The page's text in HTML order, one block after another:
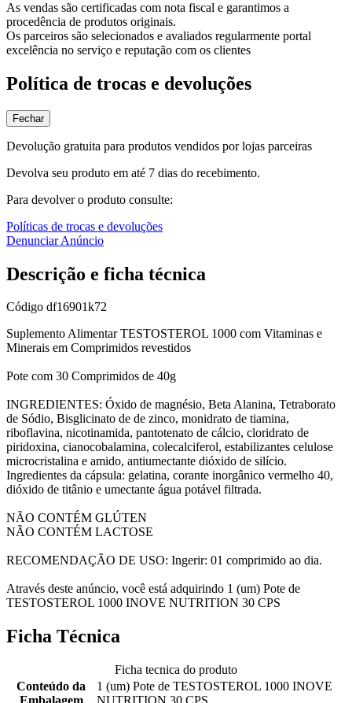
As vendas são certificadas com nota fiscal e garantimos a
procedência de produtos originais.
Os parceiros são selecionados e avaliados regularmente portal
excelência no serviço e reputação com os clientes
Política de trocas e devoluções
Fechar
Devolução gratuita para produtos vendidos por lojas parceiras
Devolva seu produto em até 7 dias do recebimento.
Para devolver o produto consulte:
Políticas de trocas e devoluções
Denunciar Anúncio
Descrição e ficha técnica
Código df16901k72
Suplemento Alimentar TESTOSTEROL 1000 com Vitaminas e
Minerais em Comprimidos revestidos
Pote com 30 Comprimidos de 40g
INGREDIENTES: Óxido de magnésio, Beta Alanina, Tetraborato
de Sódio, Bisglicinato de de zinco, monidrato de tiamina,
riboflavina, nicotinamida, pantotenato de cálcio, cloridrato de
piridoxina, cianocobalamina, colecalciferol, estabilizantes celulose
microcristalina e amido, antiumectante dióxido de silício.
Ingredientes da cápsula: gelatina, corante inorgânico vermelho 40,
dióxido de titânio e umectante água potável filtrada.
NÃO CONTÉM GLÚTEN
NÃO CONTÉM LACTOSE
RECOMENDAÇÃO DE USO: Ingerir: 01 comprimido ao dia.
Através deste anúncio, você está adquirindo 1 (um) Pote de
TESTOSTEROL 1000 INOVE NUTRITION 30 CPS
Ficha Técnica
Ficha tecnica do produto
Conteúdo da
1 (um) Pote de TESTOSTEROL 1000 INOVE